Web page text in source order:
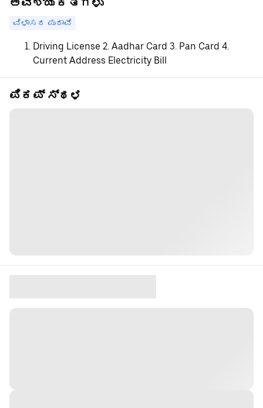
ಅವಶ್ಯಕತೆಗಳು
ವಿಳಾಸದ ಪುರಾವೆ
Driving License 2. Aadhar Card 3. Pan Card 4.
Current Address Electricity Bill
ಪಿಕಪ್ ಸ್ಥಳ